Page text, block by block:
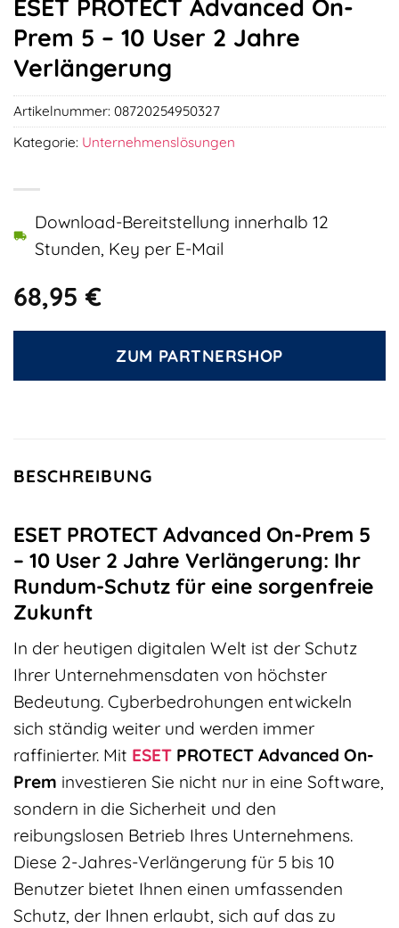
ESET PROTECT Advanced On-
Prem 5 – 10 User 2 Jahre
Verlängerung
68,95€
Download-Bereitstellung innerhalb 12
Stunden, Key per E-Mail
ZUM PARTNERSHOP
Artikelnummer: 08720254950327
Kategorie: Unternehmenslösungen
BESCHREIBUNG
ESET PROTECT Advanced On-Prem 5
– 10 User 2 Jahre Verlängerung: Ihr
Rundum-Schutz für eine sorgenfreie
Zukunft
In der heutigen digitalen Welt ist der Schutz
Ihrer Unternehmensdaten von höchster
Bedeutung. Cyberbedrohungen entwickeln
sich ständig weiter und werden immer
raffinierter. Mit ESET PROTECT Advanced On-
Prem investieren Sie nicht nur in eine Software,
sondern in die Sicherheit und den
reibungslosen Betrieb Ihres Unternehmens.
Diese 2-Jahres-Verlängerung für 5 bis 10
Benutzer bietet Ihnen einen umfassenden
Schutz, der Ihnen erlaubt, sich auf das zu